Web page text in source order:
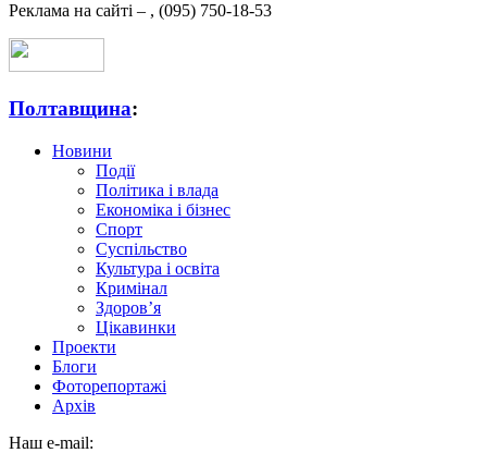
Реклама на сайті – , (095) 750-18-53
Полтавщина:
Новини
Події
Політика і влада
Економіка і бізнес
Спорт
Суспільство
Культура і освіта
Кримінал
Здоров’я
Цікавинки
Проекти
Блоги
Фоторепортажі
Архів
Наш e-mail: